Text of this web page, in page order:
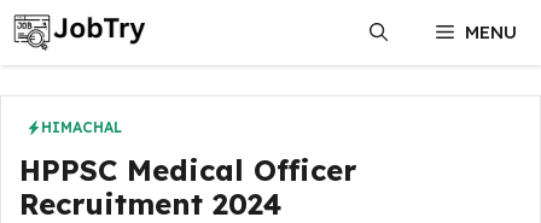
Skip
to
content
MENU
HIMACHAL
HPPSC Medical Officer
Recruitment 2024